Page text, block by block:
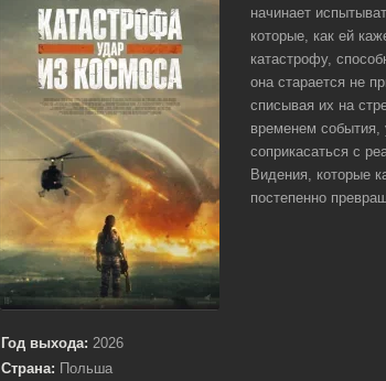
начинает
которые, как ей
катастрофу,
она старается не
списывая их на
временем
соприкасаться с
Видения, которые
постепенно
Год выхода: 2026
Страна: Польша